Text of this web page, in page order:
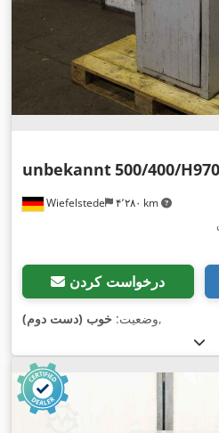
Wiefelstede ۴٬۲۸۰ km
unbekannt500/400/
درخواست کردن
وضعیت: خوب (دست دوم) ,